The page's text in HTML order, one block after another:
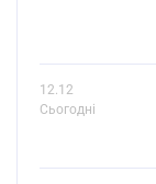
12.12
Сьогодні